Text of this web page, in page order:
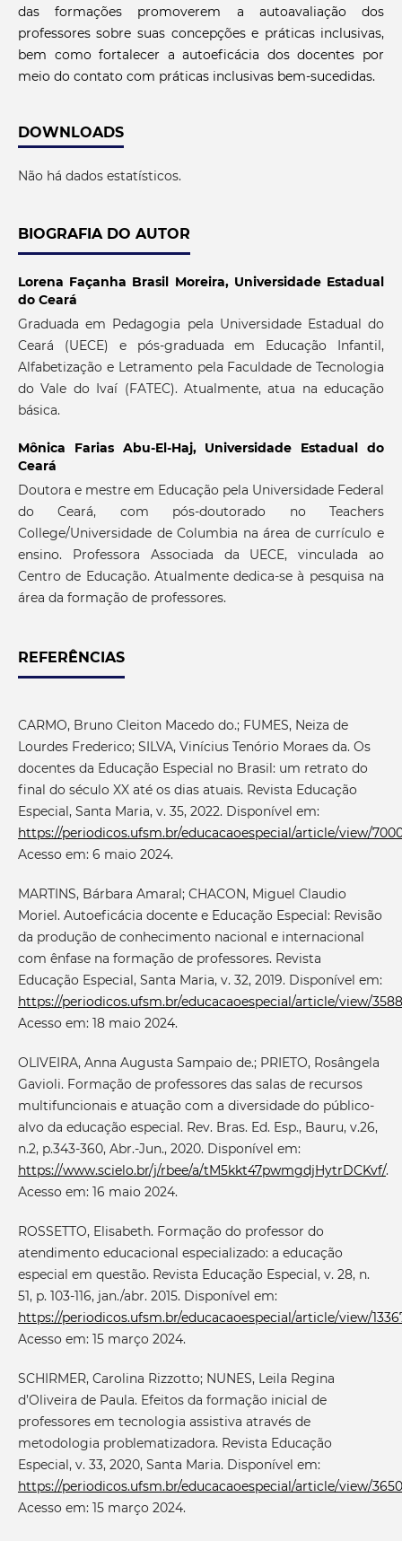
das formações promoverem a autoavaliação dos
professores sobre suas concepções e práticas inclusivas,
bem como fortalecer a autoeficácia dos docentes por
meio do contato com práticas inclusivas bem-sucedidas.
DOWNLOADS
Não há dados estatísticos.
BIOGRAFIA DO AUTOR
Lorena Façanha Brasil Moreira, Universidade Estadual
do Ceará
Graduada em Pedagogia pela Universidade Estadual do
Ceará (UECE) e pós-graduada em Educação Infantil,
Alfabetização e Letramento pela Faculdade de Tecnologia
do Vale do Ivaí (FATEC). Atualmente, atua na educação
básica.
Mônica Farias Abu-El-Haj, Universidade Estadual do
Ceará
Doutora e mestre em Educação pela Universidade Federal
do Ceará, com pós-doutorado no Teachers
College/Universidade de Columbia na área de currículo e
ensino. Professora Associada da UECE, vinculada ao
Centro de Educação. Atualmente dedica-se à pesquisa na
área da formação de professores.
REFERÊNCIAS
CARMO, Bruno Cleiton Macedo do.; FUMES, Neiza de
Lourdes Frederico; SILVA, Vinícius Tenório Moraes da. Os
docentes da Educação Especial no Brasil: um retrato do
final do século XX até os dias atuais. Revista Educação
Especial, Santa Maria, v. 35, 2022. Disponível em:
https://periodicos.ufsm.br/educacaoespecial/article/view/
Acesso em: 6 maio 2024.
MARTINS, Bárbara Amaral; CHACON, Miguel Claudio
Moriel. Autoeficácia docente e Educação Especial: Revisão
da produção de conhecimento nacional e internacional
com ênfase na formação de professores. Revista
Educação Especial, Santa Maria, v. 32, 2019. Disponível em:
https://periodicos.ufsm.br/educacaoespecial/article/view/
Acesso em: 18 maio 2024.
OLIVEIRA, Anna Augusta Sampaio de.; PRIETO, Rosângela
Gavioli. Formação de professores das salas de recursos
multifuncionais e atuação com a diversidade do público-
alvo da educação especial. Rev. Bras. Ed. Esp., Bauru, v.26,
n.2, p.343-360, Abr.-Jun., 2020. Disponível em:
https://www.scielo.br/j/rbee/a/tM5kkt47pwmgdjHytrDCKvf/.
Acesso em: 16 maio 2024.
ROSSETTO, Elisabeth. Formação do professor do
atendimento educacional especializado: a educação
especial em questão. Revista Educação Especial, v. 28, n.
51, p. 103-116, jan./abr. 2015. Disponível em:
https://periodicos.ufsm.br/educacaoespecial/article/view/
Acesso em: 15 março 2024.
SCHIRMER, Carolina Rizzotto; NUNES, Leila Regina
d’Oliveira de Paula. Efeitos da formação inicial de
professores em tecnologia assistiva através de
metodologia problematizadora. Revista Educação
Especial, v. 33, 2020, Santa Maria. Disponível em:
https://periodicos.ufsm.br/educacaoespecial/article/view/
Acesso em: 15 março 2024.